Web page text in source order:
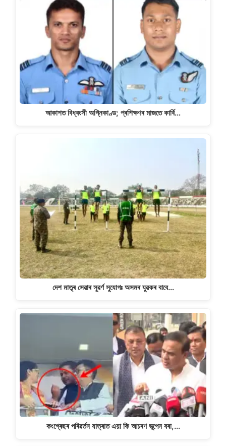
আকাশত বিধ্বংসী অগ্নিকাণ্ড; প্ৰশিক্ষণৰ মাজতে কাৰ্বি…
দেশ মাতৃৰ সেৱাৰ সুৱৰ্ণ সুযোগঃ অসমৰ যুৱকৰ বাবে…
কংগ্ৰেছৰ পৰিৱৰ্তন যাত্ৰাত এয়া কি আচৰণ ভূপেন বৰা,…